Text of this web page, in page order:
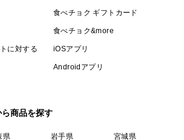
に対する
食べチョク ギフトカード
食べチョク&more
iOSアプリ
Androidアプリ
商品を探す
県 岩手県
宮城県